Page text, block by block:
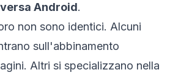
Android.
non sono identici. Alcuni
sull'abbinamento
Altri si specializzano nella